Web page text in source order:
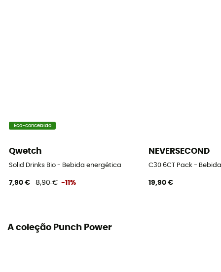
Eco-concebido
Qwetch
Solid Drinks Bio - Bebida energética
7,90 € 8,90 € -11%
NEVERSECOND
C30 6CT Pack -
19,90 €
A coleção Punch Power